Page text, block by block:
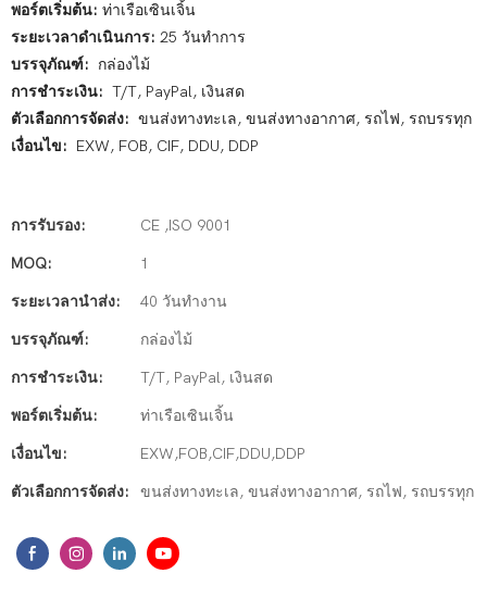
พอร์ตเริ่มต้น: ท่าเรือเซินเจิ้น
ระยะเวลาดำเนินการ: 25 วันทำการ
บรรจุภัณฑ์: กล่องไม้
การชำระเงิน: T/T, PayPal, เงินสด
ตัวเลือกการจัดส่ง: ขนส่งทางทะเล, ขนส่งทางอากาศ, รถไฟ, รถบรรทุก
เงื่อนไข: EXW, FOB, CIF, DDU, DDP
การรับรอง: CE ,ISO 9001
MOQ: 1
ระยะเวลานำส่ง: 40 วันทำงาน
บรรจุภัณฑ์: กล่องไม้
การชำระเงิน: T/T, PayPal, เงินสด
พอร์ตเริ่มต้น: ท่าเรือเซินเจิ้น
เงื่อนไข: EXW,FOB,CIF,DDU,DDP
ตัวเลือกการจัดส่ง: ขนส่งทางทะเล, ขนส่งทางอากาศ, รถไฟ, รถบรรทุก